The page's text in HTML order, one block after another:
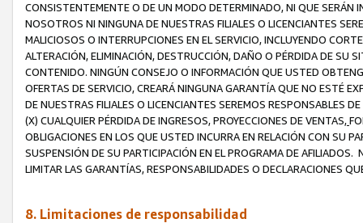
CONSISTENTEMENTE O DE UN MODO DETERMINADO, NI QUE SERÁN
NOSOTROS NI NINGUNA DE NUESTRAS FILIALES O LICENCIANTES
MALICIOSOS O INTERRUPCIONES EN EL SERVICIO, INCLUYENDO
ALTERACIÓN, ELIMINACIÓN, DESTRUCCIÓN, DAÑO O PÉRDIDA DE SU
CONTENIDO. NINGÚN CONSEJO O INFORMACIÓN QUE USTED
OFERTAS DE SERVICIO, CREARÁ NINGUNA GARANTÍA QUE NO ESTÉ
DE NUESTRAS FILIALES O LICENCIANTES SEREMOS RESPONSABLES
(X) CUALQUIER PÉRDIDA DE INGRESOS, PROYECCIONES DE VENTAS,
OBLIGACIONES EN LOS QUE USTED INCURRA EN RELACIÓN CON SU
SUSPENSIÓN DE SU PARTICIPACIÓN EN EL PROGRAMA DE
LIMITAR LAS GARANTÍAS, RESPONSABILIDADES O DECLARACIONES
8. Limitaciones de responsabilidad